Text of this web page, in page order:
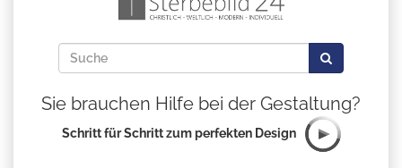
Sie brauchen Hilfe bei der Gestaltung?
Schritt für Schritt zum perfekten Design